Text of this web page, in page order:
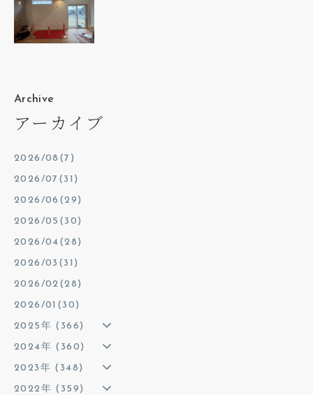
Archive
アーカイブ
2026/08(7)
2026/07(31)
2026/06(29)
2026/05(30)
2026/04(28)
2026/03(31)
2026/02(28)
2026/01(30)
2025年 (366)
2024年 (360)
2023年 (348)
2022年 (359)